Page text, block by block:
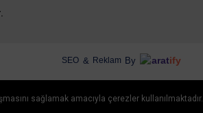
sağlamak amacıyla çerezler kullanılmaktadır.
SEO & Reklam By aratify
ideasoft
e-